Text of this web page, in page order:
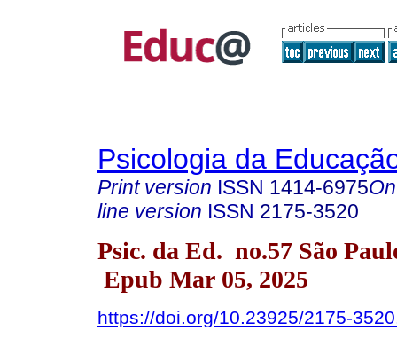
Psicologia da
Print version ISSN 1414-6975
line version ISSN 2175-3520
Psic. da Ed. no.57 São
Epub Mar 05, 2025
https://doi.org/10.23925/2175-